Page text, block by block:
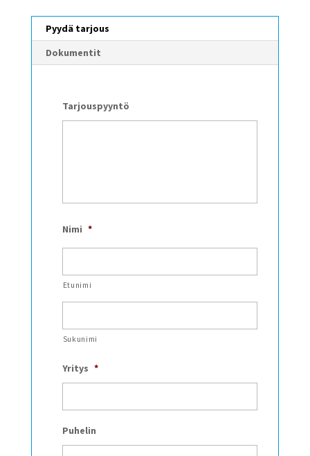
Pyydä tarjous
Dokumentit
Tarjouspyyntö
Nimi *
Etunimi
Sukunimi
Yritys *
Puhelin